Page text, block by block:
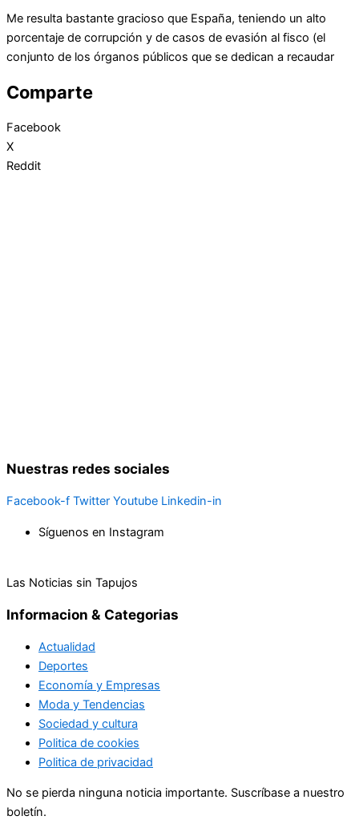
Me resulta bastante gracioso que España, teniendo un alto
porcentaje de corrupción y de casos de evasión al fisco (el
conjunto de los órganos públicos que se dedican a recaudar
Comparte
Facebook
X
Reddit
Nuestras redes sociales
Facebook-f Twitter Youtube Linkedin-in
Síguenos en Instagram
Las Noticias sin Tapujos
Informacion & Categorias
Actualidad
Deportes
Economía y Empresas
Moda y Tendencias
Sociedad y cultura
Politica de cookies
Politica de privacidad
No se pierda ninguna noticia importante. Suscríbase a nuestro
boletín.